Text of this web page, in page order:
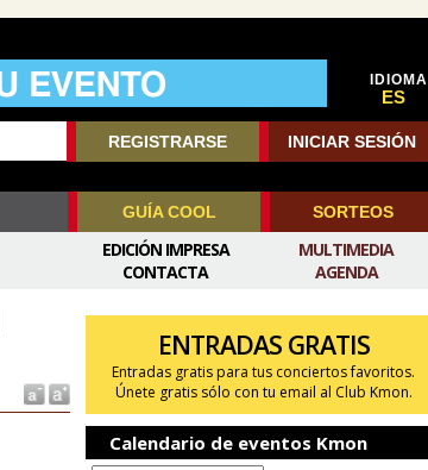
IDIOMA
ES
REGISTRARSE INICIAR SESIÓN
GUÍA COOL SORTEOS
MULTIMEDIA
AGENDA
EDICIÓN IMPRESA
CONTACTA
ENTRADAS GRATIS
Entradas gratis para tus conciertos favoritos.
Únete gratis sólo con tu email al Club Kmon.
Calendario de eventos Kmon